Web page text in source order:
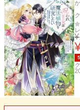
¥